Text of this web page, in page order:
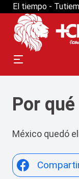
El tiempo -
Por
México quedó